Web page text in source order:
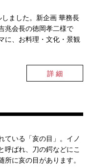
ました。新企画 華務長
兆会長の徳岡孝二様で
に、お料理・文化・景観
詳 細
ている「亥の目」。イノ
呼ばれ、刀の鍔などにこ
に亥の目があります。